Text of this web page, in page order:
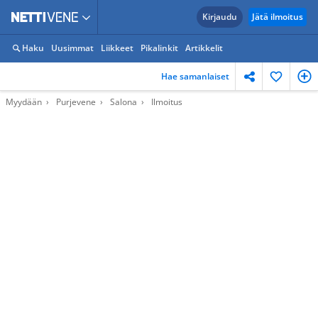
Kirjaudu Jätä ilmoitus
Haku Uusimmat Liikkeet Pikalinkit Artikkelit
Hae samanlaiset
Myydään Purjevene Salona Ilmoitus